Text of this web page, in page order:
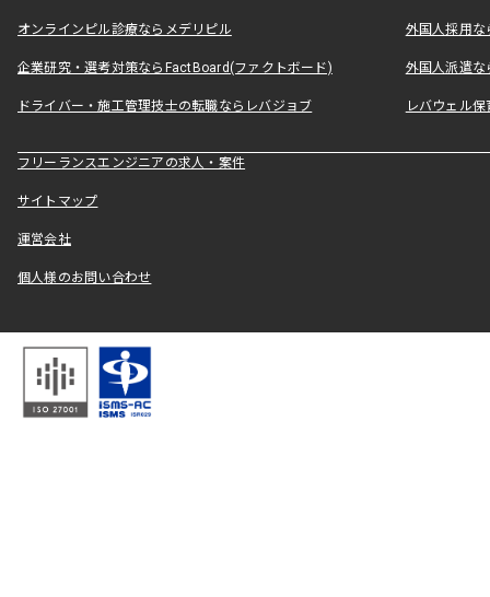
オンラインピル診療ならメデリピル 外国人採用
企業研究・選考対策ならFactBoard(ファクトボード) 外国人派遣な
ドライバー・施工管理技士の転職ならレバジョブ レバウェル
フリーランスエンジニアの求人・案件
サイトマップ
運営会社
個人様のお問い合わせ